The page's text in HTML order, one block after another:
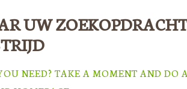
UW
NEED? TAKE A MOMENT AND DO